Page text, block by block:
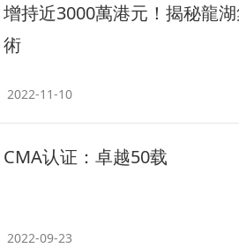
增持近3000萬港元！揭秘龍
術
2022-11-10
CMA认证：卓越50载
2022-09-23